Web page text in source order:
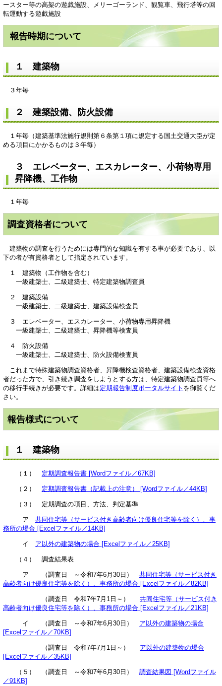
ースター等の高架の遊戯施設、メリーゴーランド、観覧車、飛行塔等の回
転運動する遊戯施設
報告時期について
１ 建築物
３年毎
２ 建築設備、防火設備
１年毎（建築基準法施行規則第６条第１項に規定する国土交通大臣が定
める項目にかかるものは３年毎）
３ エレベーター、エスカレーター、小荷物専用
昇降機、工作物
１年毎
調査資格者について
建築物の調査を行うためには専門的な知識を有する事が必要であり、以
下の者が有資格者として指定されています。
１ 建築物（工作物を含む）
一級建築士、二級建築士、特定建築物調査員
２ 建築設備
一級建築士、二級建築士、建築設備検査員
３ エレベーター、エスカレーター、小荷物専用昇降機
一級建築士、二級建築士、昇降機等検査員
４ 防火設備
一級建築士、二級建築士、防火設備検査員
これまで特殊建築物調査資格者、昇降機検査資格者、建築設備検査資格
者だった方で、引き続き調査をしようとする方は、特定建築物調査員等へ
の移行手続きが必要です。詳細は定期報告制度ポータルサイト を御覧くだ
さい。
報告様式について
１ 建築物
（１） 定期調査報告書 [Wordファイル／67KB]
（２） 定期調査報告書（記載上の注意） [Wordファイル／44KB]
（３） 定期調査の項目、方法、判定基準
ア 共同住宅等（サービス付き高齢者向け優良住宅等を除く）、事
務所の場合 [Excelファイル／14KB]
イ ア以外の建築物の場合 [Excelファイル／25KB]
（４） 調査結果表
ア （調査日 ～令和7年6月30日） 共同住宅等（サービス付き
高齢者向け優良住宅等を除く）、事務所の場合 [Excelファイル／82KB]
（調査日 令和7年7月1日～） 共同住宅等（サービス付き
高齢者向け優良住宅等を除く）、事務所の場合 [Excelファイル／21KB]
イ （調査日 ～令和7年6月30日） ア以外の建築物の場合
[Excelファイル／70KB]
（調査日 令和7年7月1日～） ア以外の建築物の場合
[Excelファイル／35KB]
（５） （調査日 ～令和7年6月30日） 調査結果図 [Wordファイル
／91KB]